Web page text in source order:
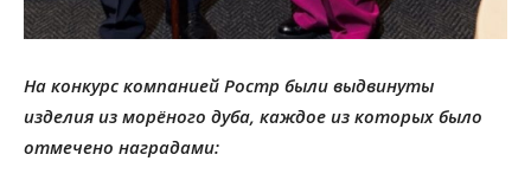
На конкурс компанией Ростр были выдвинуты
изделия из морёного дуба, каждое из которых было
отмечено наградами: